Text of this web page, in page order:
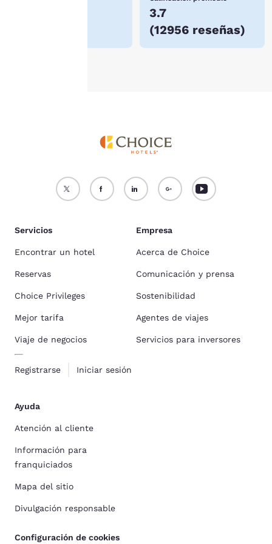
3.7
(12956 reseñas)
Aceptar todas las cookies Rechazar todas las
Servicios
Encontrar un hotel
Reservas
Choice Privileges
Mejor tarifa
Viaje de negocios
Registrarse Iniciar sesión
Empresa
Acerca de Choice
Comunicación y prensa
Sostenibilidad
Agentes de viajes
Servicios para inversores
Ayuda
Atención al cliente
Información para
franquiciados
Mapa del sitio
Divulgación responsable
Configuración de cookies